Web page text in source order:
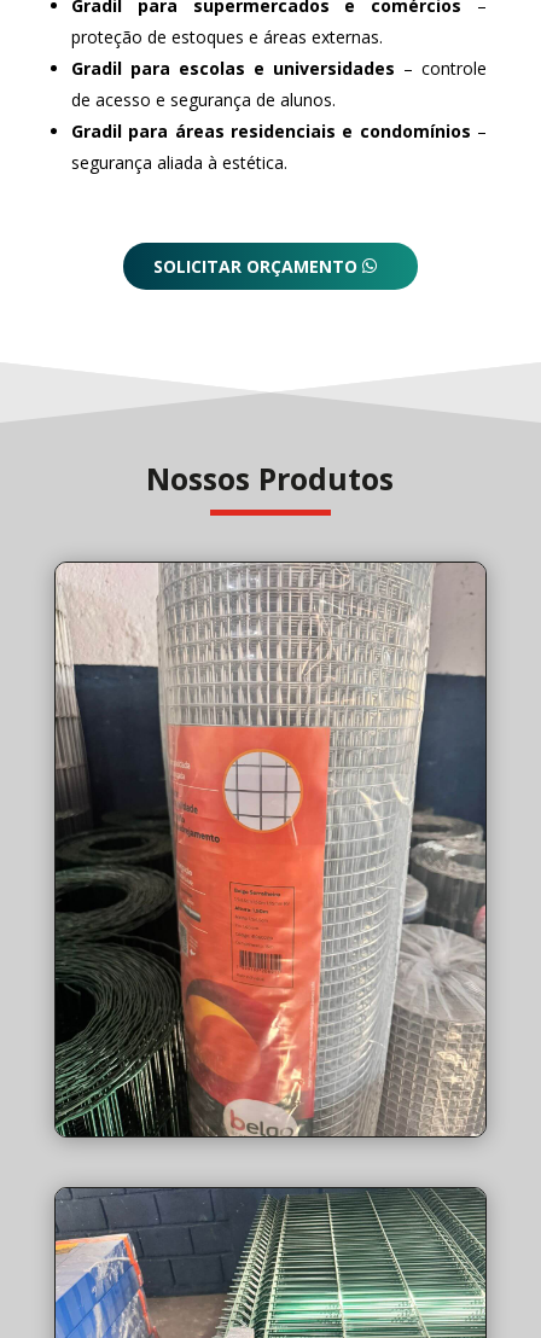
Gradil para supermercados e comércios –
proteção de estoques e áreas externas.
Gradil para escolas e universidades – controle
de acesso e segurança de alunos.
Gradil para áreas residenciais e condomínios –
segurança aliada à estética.
SOLICITAR ORÇAMENTO
Nossos Produtos